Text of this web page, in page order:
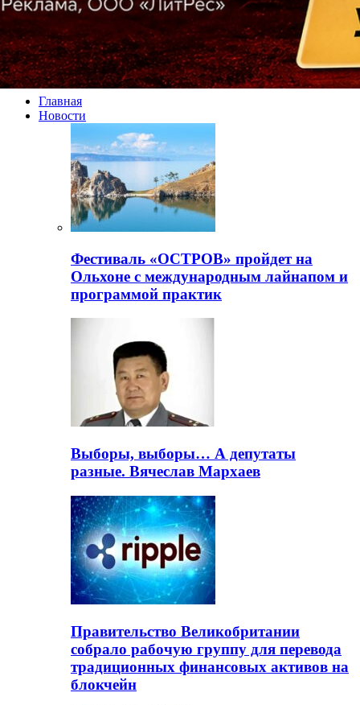
Главная
Новости
Фестиваль «ОСТРОВ» пройдет на
Ольхоне с международным лайнапом и
программой практик
Выборы, выборы… А депутаты
разные. Вячеслав Мархаев
Правительство Великобритании
собрало рабочую группу для перевода
традиционных финансовых активов на
блокчейн